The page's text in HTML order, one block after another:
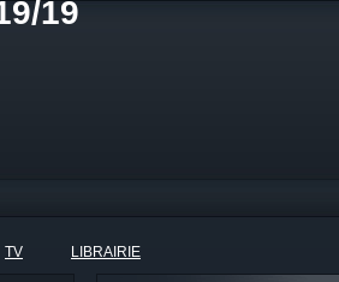
19
TV LIBRAIRIE